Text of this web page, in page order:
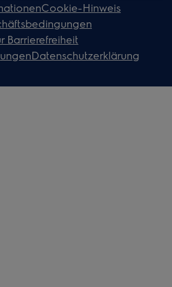
Cookie-Hinweis
Barrierefreiheit
Datenschutzerklärung